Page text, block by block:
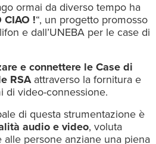
ormai da diverso tempo ha
CIAO !“, un progetto promosso
e dall’UNEBA per le case di
e connettere le Case di
RSA attraverso la fornitura e
di video-connessione.
di questa strumentazione è
audio e video, voluta
persone anziane una piena